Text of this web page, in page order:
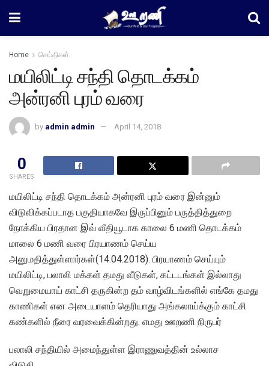
Home செய்திகள்
மயிலிட்டி சந்தி தொடக்கம்
அன்ரனி புரம் வரை
by admin admin April 14, 2018
0
SHARES
மயிலிட்டி சந்தி தொடக்கம் அன்ரனி புரம் வரை இன்னும்
விடுவிக்கப்படாத பகுதியாகவே இருப்பினும் பருத்தித்துறை
நோக்கிய பிரதான இவ் வீதியூடாக காலை 6 மணி தொடக்கம்
மாலை 6 மணி வரை பிரயாணம் செய்ய
அனுமதித்துள்ளார்கள்(14.04.2018). பிரயாணம் செய்யும்
மயிலிட்டி, பலாலி மக்கள் தமது வீடுகள், கட்டடங்கள் இல்லாது
வெறுமையாய் காட்சி தருகின்ற தம் வாழ்விடங்களில் எங்கே தமது
காணிகள் என அடையாளம் தெரியாது அங்கலாய்க்கும் காட்சி
கண்களில் நீரை வரவைக்கின்றது. எமது ஊறணி நிருபர்
பலாலி சந்தியில் அமைந்துள்ள இராணுவத்தின் உல்லாச